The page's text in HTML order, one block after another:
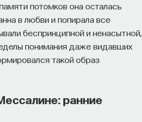
потомков она осталась
в любви и попирала все
беспринципной и ненасытной,
понимания даже видавших
такой образ
ранние